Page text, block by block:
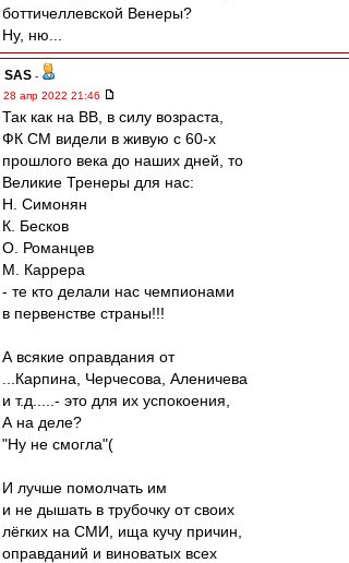
боттичеллевской Венеры?
Ну, ню...
SAS -
28 апр 2022 21:46
Так как на ВВ, в силу возраста,
ФК СМ видели в живую с 60-х
прошлого века до наших дней, то
Великие Тренеры для нас:
Н. Симонян
К. Бесков
О. Романцев
М. Каррера
- те кто делали нас чемпионами
в первенстве страны!!!
А всякие оправдания от
...Карпина, Черчесова, Аленичева
и т.д.....- это для их успокоения,
А на деле?
"Ну не смогла"(
И лучше помолчать им
и не дышать в трубочку от своих
лёгких на СМИ, ища кучу причин,
оправданий и виноватых всех